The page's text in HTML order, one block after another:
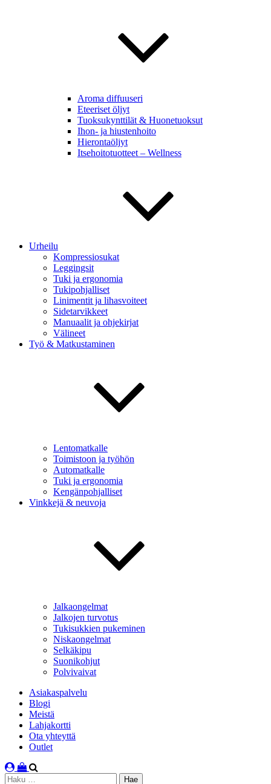
Aroma diffuuseri
Eteeriset öljyt
Tuoksukynttilät & Huonetuoksut
Ihon- ja hiustenhoito
Hierontaöljyt
Itsehoitotuotteet – Wellness
Urheilu
Kompressiosukat
Leggingsit
Tuki ja ergonomia
Tukipohjalliset
Linimentit ja lihasvoiteet
Sidetarvikkeet
Manuaalit ja ohjekirjat
Välineet
Työ & Matkustaminen
Lentomatkalle
Toimistoon ja työhön
Automatkalle
Tuki ja ergonomia
Kengänpohjalliset
Vinkkejä & neuvoja
Jalkaongelmat
Jalkojen turvotus
Tukisukkien pukeminen
Niskaongelmat
Selkäkipu
Suonikohjut
Polvivaivat
Asiakaspalvelu
Blogi
Meistä
Lahjakortti
Ota yhteyttä
Outlet
Haku: